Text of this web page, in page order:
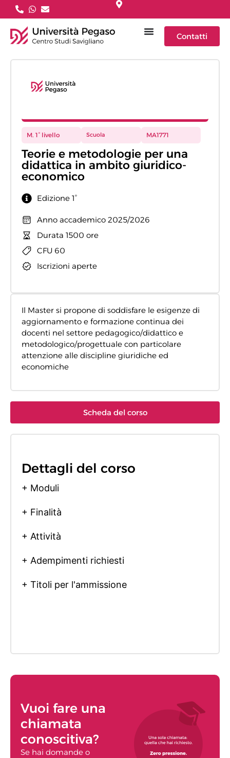
Contatti
Il Master si propone di soddisfare le esigenze di
aggiornamento e formazione continua dei
docenti nel settore pedagogico/didattico e
metodologico/progettuale con particolare
attenzione alle discipline giuridiche ed
economiche
Scheda del corso
Dettagli del corso
+ Moduli
+ Finalità
+ Attività
+ Adempimenti richiesti
+ Titoli per l'ammissione
M. 1° livello Scuola MA1771
Teorie e metodologie per una
didattica in ambito giuridico-
economico
Edizione 1°
Anno accademico 2025/2026
Durata 1500 ore
CFU 60
Iscrizioni aperte
Vuoi fare una
chiamata
conoscitiva?
Se hai domande o